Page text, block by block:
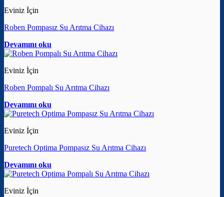
Eviniz İçin
Roben Pompasız Su Arıtma Cihazı
Devamını oku
Eviniz İçin
Roben Pompalı Su Arıtma Cihazı
Devamını oku
Eviniz İçin
Puretech Optima Pompasız Su Arıtma Cihazı
Devamını oku
Eviniz İçin